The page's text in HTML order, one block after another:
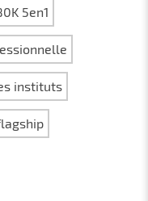
5en1
instituts